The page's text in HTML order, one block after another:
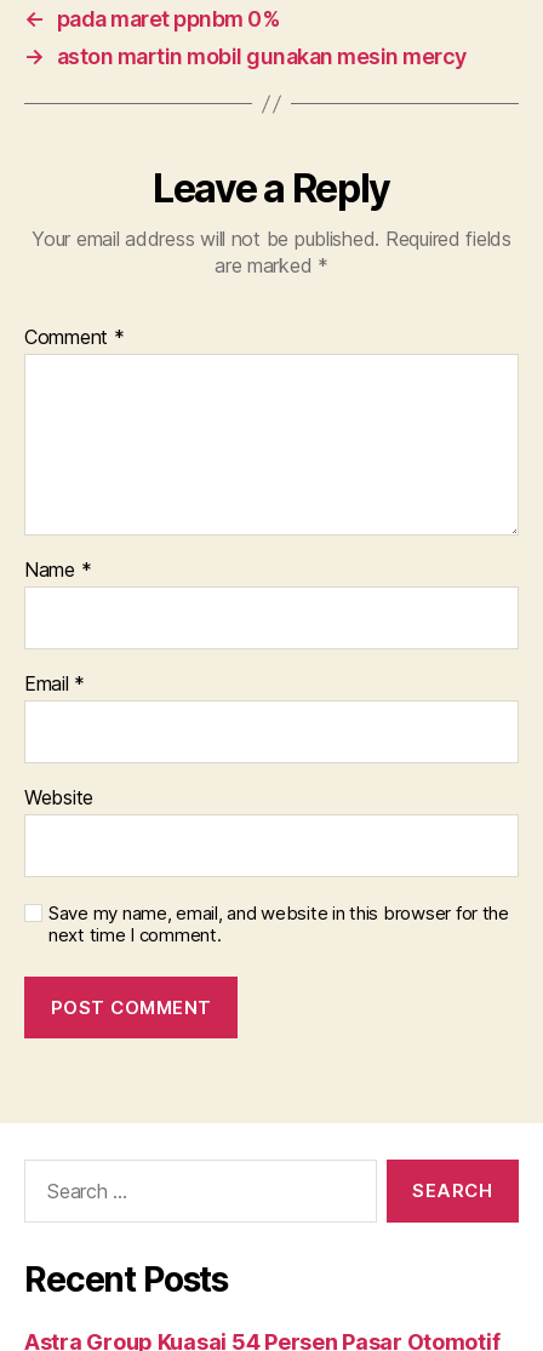
←
pada maret ppnbm 0%
→
aston martin mobil gunakan mesin mercy
Leave a Reply
Your email address will not be published. Required fields
are marked *
Comment *
Name *
Email *
Website
Save my name, email, and website in this browser for the
next time I comment.
Recent Posts
Astra Group Kuasai 54 Persen Pasar Otomotif